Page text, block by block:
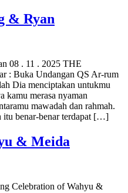
& Ryan
08 . 11 . 2025 THE
: Buka Undangan QS Ar-rum
Dia menciptakan untukmu
kamu merasa nyaman
mawadah dan rahmah.
itu benar-benar terdapat […]
& Meida
Celebration of Wahyu &